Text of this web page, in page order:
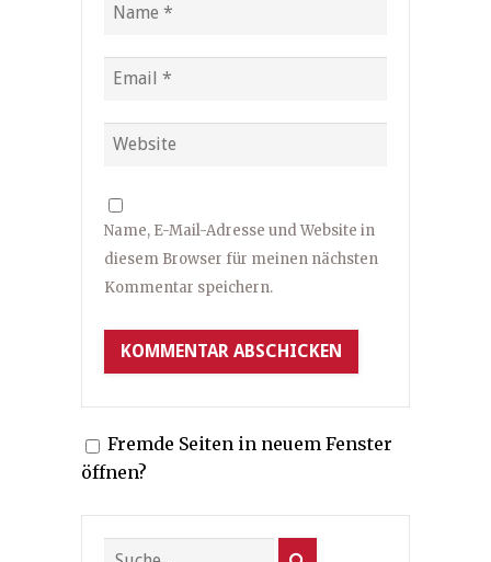
Name, E-Mail-Adresse und Website in
diesem Browser für meinen nächsten
Kommentar speichern.
Fremde Seiten in neuem Fenster
öffnen?